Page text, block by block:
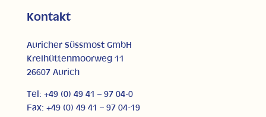
Kontakt
Auricher Süssmost GmbH
Kreihüttenmoorweg 11
26607 Aurich
Tel: +49 (0) 49 41 – 97 04-0
Fax: +49 (0) 49 41 – 97 04-19